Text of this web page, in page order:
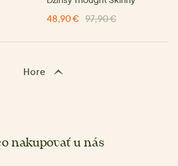
48,90 €
97,90 €
Hore
nakupovať u nás